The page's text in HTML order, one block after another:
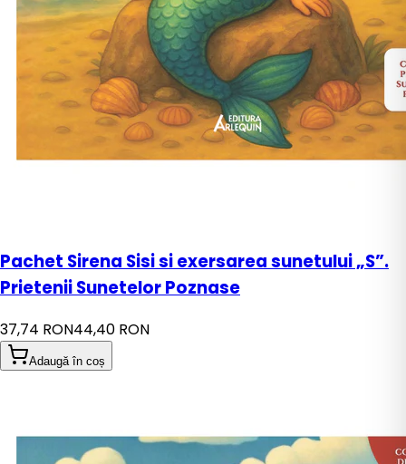
Pachet Sirena Sisi si exersarea sunetului „S”.
Prietenii Sunetelor Poznase
37,74 RON44,40 RON
Adaugă în coș